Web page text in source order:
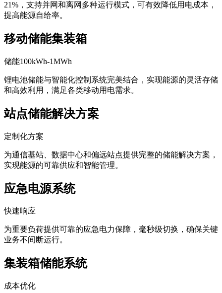
21%，支持并网和离网多种运行模式，可有效降低用电成本，
提高能源自给率。
移动储能集装箱
储能100kWh-1MWh
锂电池储能与智能化控制系统完美结合，实现能源的灵活存储
和高效利用，满足各类移动用电需求。
站点储能解决方案
定制化方案
为通信基站、数据中心和偏远站点提供完整的储能解决方案，
实现能源的可靠供应和智能管理。
应急电源系统
快速响应
为重要负荷提供可靠的应急电力保障，毫秒级切换，确保关键
业务不间断运行。
集装箱储能系统
成本优化